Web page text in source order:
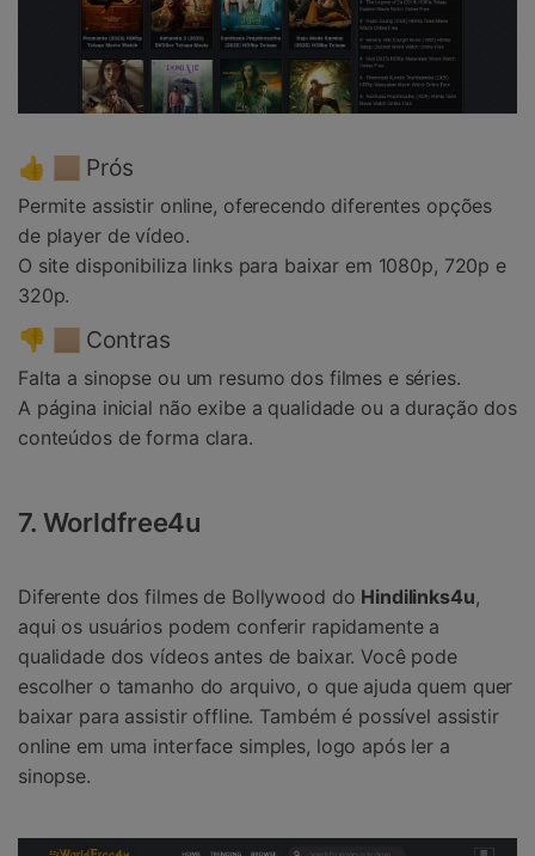
👍 🏼 Prós
Permite assistir online, oferecendo diferentes opções
de player de vídeo.
O site disponibiliza links para baixar em 1080p, 720p e
320p.
👎 🏼 Contras
Falta a sinopse ou um resumo dos filmes e séries.
A página inicial não exibe a qualidade ou a duração dos
conteúdos de forma clara.
7. Worldfree4u
Diferente dos filmes de Bollywood do Hindilinks4u,
aqui os usuários podem conferir rapidamente a
qualidade dos vídeos antes de baixar. Você pode
escolher o tamanho do arquivo, o que ajuda quem quer
baixar para assistir offline. Também é possível assistir
online em uma interface simples, logo após ler a
sinopse.